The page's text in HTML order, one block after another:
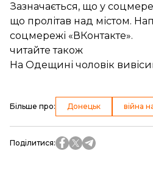
Зазначається, що у
що пролітав над містом.
соцмережі «ВКонтакте».
читайте також
На Одещині чоловік
Більше про: Донецьк війна
Поділитися: